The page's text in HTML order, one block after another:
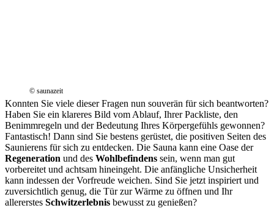
© saunazeit
Konnten Sie viele dieser Fragen nun souverän für sich beantworten?
Haben Sie ein klareres Bild vom Ablauf, Ihrer Packliste, den
Benimmregeln und der Bedeutung Ihres Körpergefühls gewonnen?
Fantastisch! Dann sind Sie bestens gerüstet, die positiven Seiten des
Saunierens für sich zu entdecken. Die Sauna kann eine Oase der
Regeneration und des Wohlbefindens sein, wenn man gut
vorbereitet und achtsam hineingeht. Die anfängliche Unsicherheit
kann indessen der Vorfreude weichen. Sind Sie jetzt inspiriert und
zuversichtlich genug, die Tür zur Wärme zu öffnen und Ihr
allererstes Schwitzerlebnis bewusst zu genießen?